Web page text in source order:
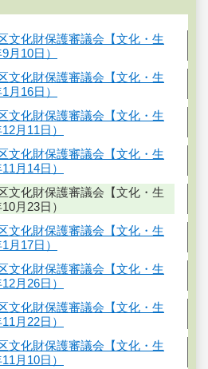
文化財保護審議会【文化・生
月10日）
文化財保護審議会【文化・生
月16日）
文化財保護審議会【文化・生
月11日）
文化財保護審議会【文化・生
月14日）
文化財保護審議会【文化・生
月23日）
文化財保護審議会【文化・生
月17日）
文化財保護審議会【文化・生
月26日）
文化財保護審議会【文化・生
月22日）
文化財保護審議会【文化・生
月10日）